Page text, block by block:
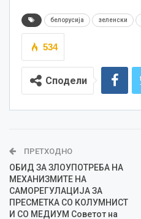
белорусија зеленски
534
Сподели
ПРЕТХОДНО
ОБИД ЗА ЗЛОУПОТРЕБА НА
МЕХАНИЗМИТЕ НА
САМОРЕГУЛАЦИЈА ЗА
ПРЕСМЕТКА СО КОЛУМНИСТ
И СО МЕДИУМ Советот на